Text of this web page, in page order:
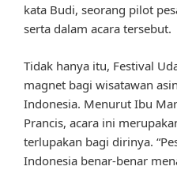
kata Budi, seorang pilot
serta dalam acara tersebut.
Tidak hanya itu, Festival
magnet bagi wisatawan
Indonesia. Menurut Ibu
Prancis, acara ini
terlupakan bagi dirinya.
Indonesia benar-benar